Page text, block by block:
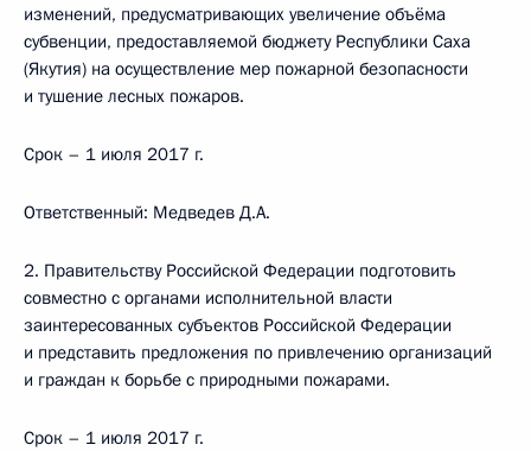
изменений, предусматривающих увеличение объёма
субвенции, предоставляемой бюджету Республики Саха
(Якутия) на осуществление мер пожарной безопасности
и тушение лесных пожаров.
Срок – 1 июля 2017 г.
Ответственный: Медведев Д.A.
2. Правительству Российской Федерации подготовить
совместно с органами исполнительной власти
заинтересованных субъектов Российской Федерации
и представить предложения по привлечению организаций
и граждан к борьбе с природными пожарами.
Срок – 1 июля 2017 г.